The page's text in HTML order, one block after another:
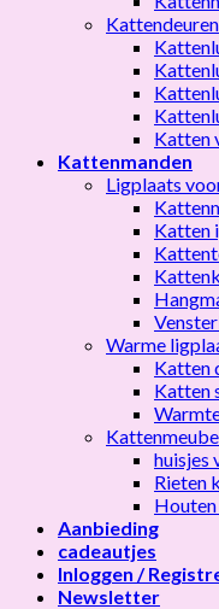
Kattendeuren
Katten
Kattenmanden
Ligplaats
Katten
Warme
Katten
Katten
huisjes
Rieten
Aanbieding
cadeautjes
Inloggen /
Newsletter